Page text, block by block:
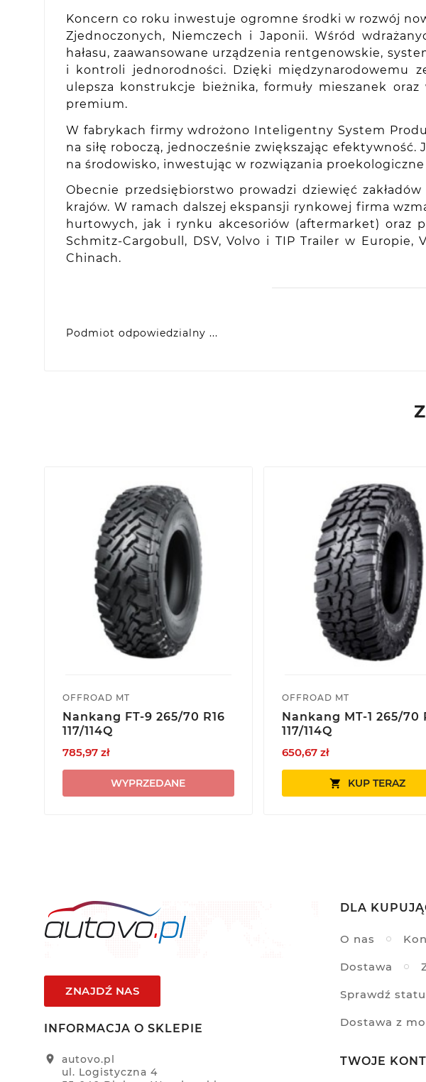
Koncern co roku inwestuje ogromne środki w rozwój
Zjednoczonych, Niemczech i Japonii. Wśród
hałasu, zaawansowane urządzenia rentgenowskie,
i kontroli jednorodności. Dzięki międzynarodowemu
ulepsza konstrukcje bieżnika, formuły mieszanek
premium.
W fabrykach firmy wdrożono Inteligentny System
na siłę roboczą, jednocześnie zwiększając
na środowisko, inwestując w rozwiązania
Obecnie przedsiębiorstwo prowadzi dziewięć
krajów. W ramach dalszej ekspansji rynkowej firma
hurtowych, jak i rynku akcesoriów (aftermarket) oraz
Schmitz-Cargobull, DSV, Volvo i TIP Trailer w
Chinach.
Podmiot odpowiedzialny ...
OFFROAD MT
Nankang FT-9 265/70 R16
117/114Q
785,97 zł
WYPRZEDANE
OFFROAD MT
Nankang MT-1 265/70
117/114Q
650,67 zł
 KUP TERAZ
ZNAJDŹ NAS
INFORMACJA O SKLEPIE
location_on
autovo.pl
ul. Logistyczna 4
DLA
O nas
Dostawa
Sprawdź
Dostawa z
TWOJE